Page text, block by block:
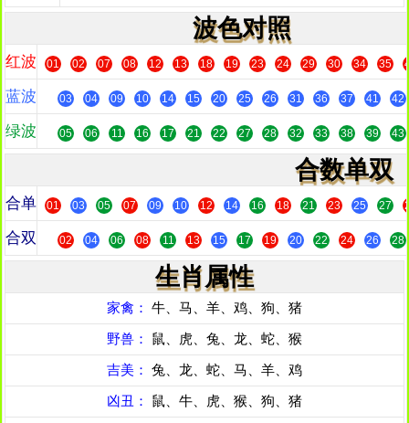
波色对照
红波 01 02 07 08 12 13 18 19 23 24 29 30 34 35
蓝波 03 04 09 10 14 15 20 25 26 31 36 37 41 42
绿波 05 06 11 16 17 21 22 27 28 32 33 38 39 43
合数单双
合单 01 03 05 07 09 10 12 14 16 18 21 23 25 27
合双 02 04 06 08 11 13 15 17 19 20 22 24 26 28
生肖属性
家禽： 牛、马、羊、鸡、狗、猪
野兽： 鼠、虎、兔、龙、蛇、猴
吉美： 兔、龙、蛇、马、羊、鸡
凶丑： 鼠、牛、虎、猴、狗、猪